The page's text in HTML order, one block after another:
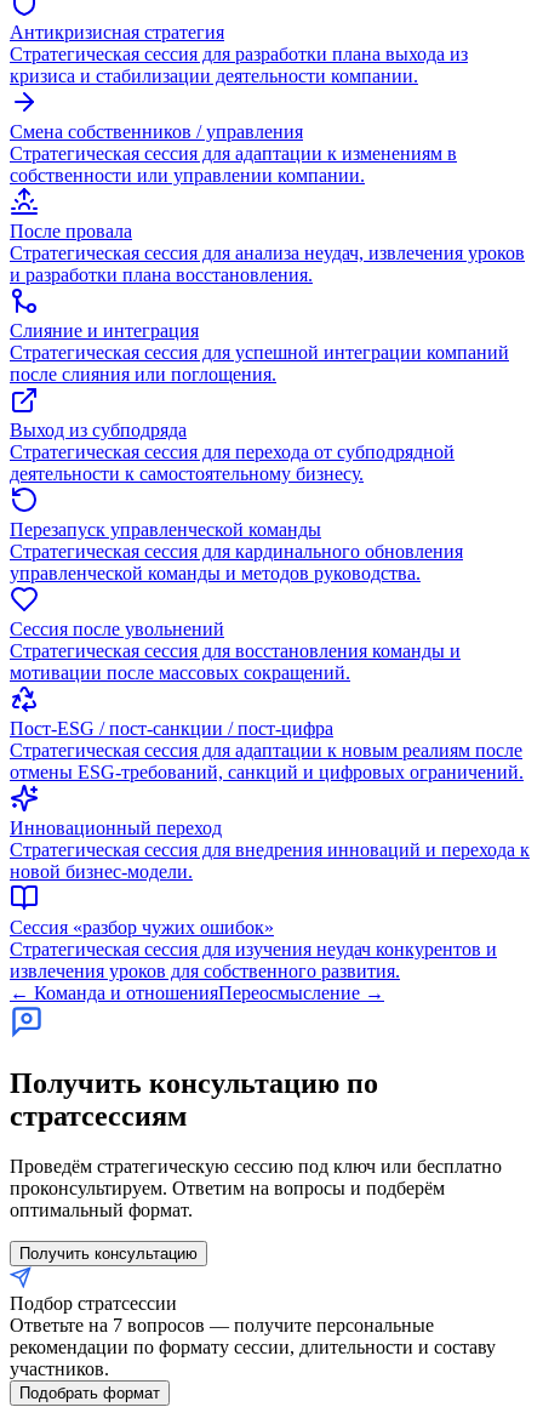
Антикризисная стратегия
Стратегическая сессия для разработки плана выхода из
кризиса и стабилизации деятельности компании.
Смена собственников / управления
Стратегическая сессия для адаптации к изменениям в
собственности или управлении компании.
После провала
Стратегическая сессия для анализа неудач, извлечения уроков
и разработки плана восстановления.
Слияние и интеграция
Стратегическая сессия для успешной интеграции компаний
после слияния или поглощения.
Выход из субподряда
Стратегическая сессия для перехода от субподрядной
деятельности к самостоятельному бизнесу.
Перезапуск управленческой команды
Стратегическая сессия для кардинального обновления
управленческой команды и методов руководства.
Сессия после увольнений
Стратегическая сессия для восстановления команды и
мотивации после массовых сокращений.
Пост-ESG / пост-санкции / пост-цифра
Стратегическая сессия для адаптации к новым реалиям после
отмены ESG-требований, санкций и цифровых ограничений.
Инновационный переход
Стратегическая сессия для внедрения инноваций и перехода к
новой бизнес-модели.
Сессия «разбор чужих ошибок»
Стратегическая сессия для изучения неудач конкурентов и
извлечения уроков для собственного развития.
← Команда и отношенияПереосмысление →
Получить консультацию по
стратсессиям
Проведём стратегическую сессию под ключ или бесплатно
проконсультируем. Ответим на вопросы и подберём
оптимальный формат.
Получить консультацию
Подбор стратсессии
Ответьте на 7 вопросов — получите персональные
рекомендации по формату сессии, длительности и составу
участников.
Подобрать формат